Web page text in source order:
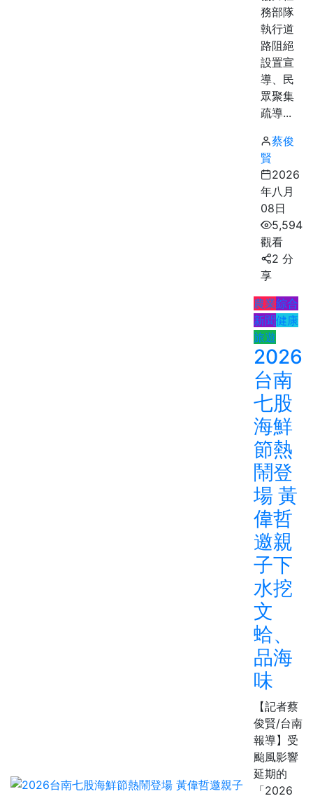
務部隊
執行道
路阻絕
設置宣
導、民
眾聚集
疏導...
蔡俊
賢
2026
年八月
08日
5,594
觀看
2 分
享
農業綜合
新聞健康
旅遊
2026
台南
七股
海鮮
節熱
鬧登
場 黃
偉哲
邀親
子下
水挖
文
蛤、
品海
味
【記者蔡
俊賢/台南
報導】受
颱風影響
延期的
「2026